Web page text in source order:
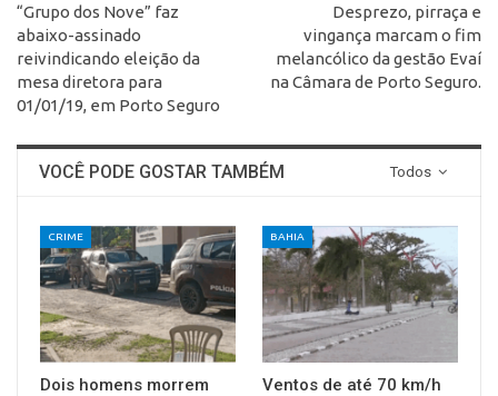
“Grupo dos Nove” faz
abaixo-assinado
reivindicando eleição da
mesa diretora para
01/01/19, em Porto Seguro
Desprezo, pirraça e
vingança marcam o fim
melancólico da gestão Evaí
na Câmara de Porto Seguro.
Todos
VOCÊ PODE GOSTAR TAMBÉM
CRIME
Dois homens morrem
BAHIA
Ventos de até 70 km/h